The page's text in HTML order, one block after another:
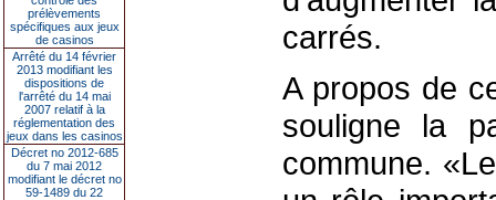
prélèvements
spécifiques aux jeux
de casinos
Arrêté du 14 février
2013 modifiant les
dispositions de
l'arrêté du 14 mai
2007 relatif à la
réglementation des
jeux dans les casinos
Décret no 2012-685
du 7 mai 2012
modifiant le décret no
59-1489 du 22
carrés.
A propos de
souligne la
commune.